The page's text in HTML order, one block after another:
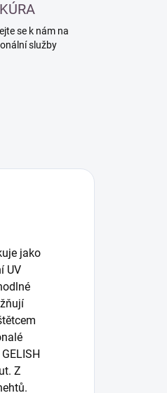
se k nám na
služby
jako
UV
Z